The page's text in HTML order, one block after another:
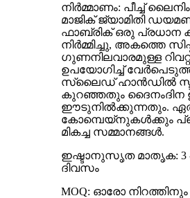
നിർമ്മാണം: പീച്ച്
മാജിക് ജ്യാമിതി
ഫാബ്രിക് ഒരു പ്രധാന
നിർമ്മിച്ചു, അകത്തെ
ഗുണനിലവാരമുള്ള
ഉപയോഗിച്ച്
സ്ലൈഡ് ഹാൻഡിൽ
കുറഞ്ഞതും ദൈനംദിന
ഈടുനിൽക്കുന്നതും.
കോമ്പെയ്‌നുകൾക്കും
മികച്ച സമ്മാനങ്ങൾ.
ഇഷ്ടാനുസൃത മാതൃക: 3 -
ദിവസം
MOQ: ഓരോ നിറത്തിനും